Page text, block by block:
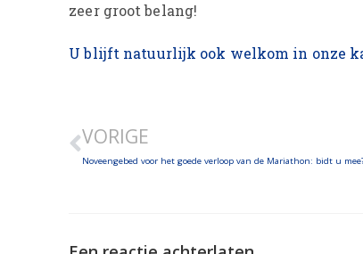
zeer groot belang!
U blijft natuurlijk ook welkom in onze
VORIGE
Noveengebed voor het goede verloop van de Mariathon: bidt u